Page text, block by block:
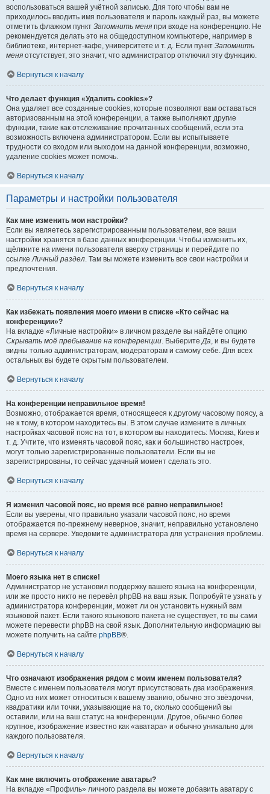
воспользоваться вашей учётной записью. Для того чтобы вам не
приходилось вводить имя пользователя и пароль каждый раз, вы можете
отметить флажком пункт Запомнить меня при входе на конференцию. Не
рекомендуется делать это на общедоступном компьютере, например в
библиотеке, интернет-кафе, университете и т. д. Если пункт Запомнить
меня отсутствует, это значит, что администратор отключил эту функцию.
Вернуться к началу
Что делает функция «Удалить cookies»?
Она удаляет все созданные cookies, которые позволяют вам оставаться
авторизованным на этой конференции, а также выполняют другие
функции, такие как отслеживание прочитанных сообщений, если эта
возможность включена администратором. Если вы испытываете
трудности со входом или выходом на данной конференции, возможно,
удаление cookies может помочь.
Вернуться к началу
Параметры и настройки пользователя
Как мне изменить мои настройки?
Если вы являетесь зарегистрированным пользователем, все ваши
настройки хранятся в базе данных конференции. Чтобы изменить их,
щёлкните на имени пользователя вверху страницы и перейдите по
ссылкеЛичный раздел. Там вы можете изменить все свои настройки и
предпочтения.
Вернуться к началу
Как избежать появления моего имени в списке «Кто сейчас на
конференции»?
На вкладке «Личные настройки» в личном разделе вы найдёте опцию
Скрывать моё пребывание на конференции. ВыберитеДа, и вы будете
видны только администраторам, модераторам и самому себе. Для всех
остальных вы будете скрытым пользователем.
Вернуться к началу
На конференции неправильное время!
Возможно, отображается время, относящееся к другому часовому поясу, а
не к тому, в котором находитесь вы. В этом случае измените в личных
настройках часовой пояс на тот, в котором вы находитесь: Москва, Киев и
т. д. Учтите, что изменять часовой пояс, как и большинство настроек,
могут только зарегистрированные пользователи. Если вы не
зарегистрированы, то сейчас удачный момент сделать это.
Вернуться к началу
Я изменил часовой пояс, но время всё равно неправильное!
Если вы уверены, что правильно указали часовой пояс, но время
отображается по-прежнему неверное, значит, неправильно установлено
время на сервере. Уведомите администратора для устранения проблемы.
Вернуться к началу
Моего языка нет в списке!
Администратор не установил поддержку вашего языка на конференции,
или же просто никто не перевёл phpBB на ваш язык. Попробуйте узнать у
администратора конференции, может ли он установить нужный вам
языковой пакет. Если такого языкового пакета не существует, то вы сами
можете перевести phpBB на свой язык. Дополнительную информацию вы
можете получить на сайте phpBB®.
Вернуться к началу
Что означают изображения рядом с моим именем пользователя?
Вместе с именем пользователя могут присутствовать два изображения.
Одно из них может относиться к вашему званию, обычно это звёздочки,
квадратики или точки, указывающие на то, сколько сообщений вы
оставили, или на ваш статус на конференции. Другое, обычно более
крупное, изображение известно как «аватара» и обычно уникально для
каждого пользователя.
Вернуться к началу
Как мне включить отображение аватары?
На вкладке «Профиль» личного раздела вы можете добавить аватару с